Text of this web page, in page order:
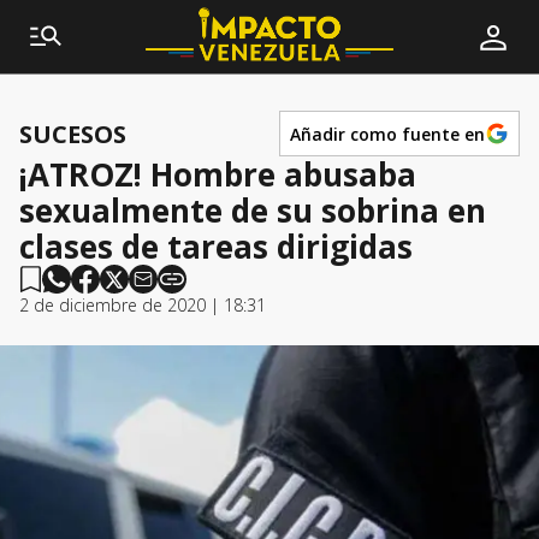
SUCESOS Añadir como fuente en
¡ATROZ! Hombre abusaba
sexualmente de su sobrina en
clases de tareas dirigidas
2 de diciembre de 2020 | 18:31